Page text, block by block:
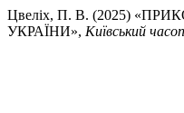
Цвеліх, П. В. (2025)
УКРАЇНИ», Київський